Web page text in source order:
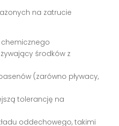
na zatrucie
chemicznego
środków z
(zarówno pływacy,
tolerancję na
oddechowego, takimi